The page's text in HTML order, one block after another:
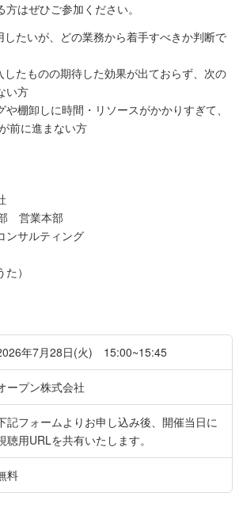
はぜひご参加ください。
したいが、どの業務から着手すべきか判断で
したものの期待した効果が出ておらず、次の
い方
や棚卸しに時間・リソースがかかりすぎて、
前に進まない方
営業本部
ンサルティング
）
年7月28日(火) 15:00~15:45
ープン株式会社
記フォームよりお申し込み後、開催当日に
聴用URLを共有いたします。
料